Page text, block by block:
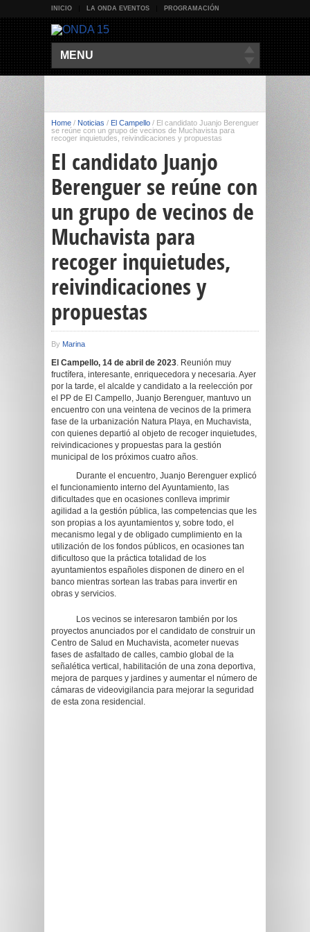
INICIO LA ONDA EVENTOS PROGRAMACIÓN
MENU
Home / Noticias / El Campello / El candidato Juanjo Berenguer
se reúne con un grupo de vecinos de Muchavista para
recoger inquietudes, reivindicaciones y propuestas
El candidato Juanjo
Berenguer se reúne con
un grupo de vecinos de
Muchavista para
recoger inquietudes,
reivindicaciones y
propuestas
By Marina
El Campello, 14 de abril de 2023. Reunión muy
fructífera, interesante, enriquecedora y necesaria. Ayer
por la tarde, el alcalde y candidato a la reelección por
el PP de El Campello, Juanjo Berenguer, mantuvo un
encuentro con una veintena de vecinos de la primera
fase de la urbanización Natura Playa, en Muchavista,
con quienes departió al objeto de recoger inquietudes,
reivindicaciones y propuestas para la gestión
municipal de los próximos cuatro años.
Durante el encuentro, Juanjo Berenguer explicó
el funcionamiento interno del Ayuntamiento, las
dificultades que en ocasiones conlleva imprimir
agilidad a la gestión pública, las competencias que les
son propias a los ayuntamientos y, sobre todo, el
mecanismo legal y de obligado cumplimiento en la
utilización de los fondos públicos, en ocasiones tan
dificultoso que la práctica totalidad de los
ayuntamientos españoles disponen de dinero en el
banco mientras sortean las trabas para invertir en
obras y servicios.
Los vecinos se interesaron también por los
proyectos anunciados por el candidato de construir un
Centro de Salud en Muchavista, acometer nuevas
fases de asfaltado de calles, cambio global de la
señalética vertical, habilitación de una zona deportiva,
mejora de parques y jardines y aumentar el número de
cámaras de videovigilancia para mejorar la seguridad
de esta zona residencial.